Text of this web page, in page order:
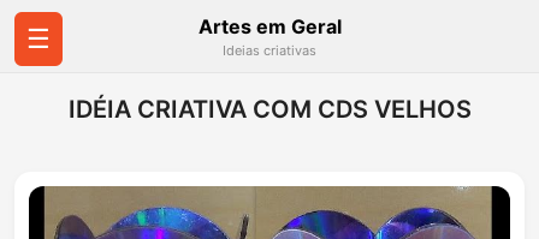
☰ Artes em Geral
Ideias criativas
IDÉIA CRIATIVA COM CDS VELHOS